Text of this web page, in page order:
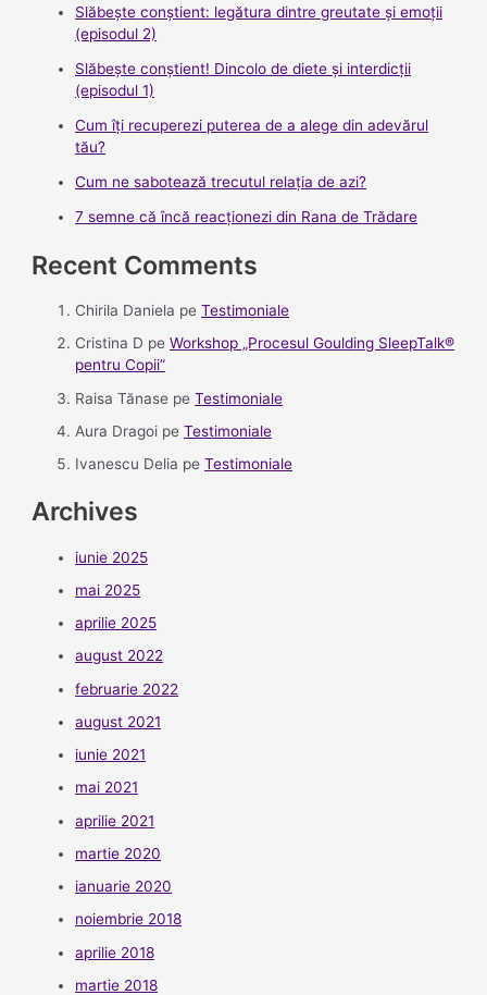
Slăbește conștient: legătura dintre greutate și emoții
(episodul 2)
Slăbește conștient! Dincolo de diete și interdicții
(episodul 1)
Cum îți recuperezi puterea de a alege din adevărul
tău?
Cum ne sabotează trecutul relația de azi?
7 semne că încă reacționezi din Rana de Trădare
Recent Comments
Chirila Daniela peTestimoniale
Cristina D peWorkshop „Procesul Goulding SleepTalk®
pentru Copii”
Raisa Tănase peTestimoniale
Aura Dragoi peTestimoniale
Ivanescu Delia peTestimoniale
Archives
iunie 2025
mai 2025
aprilie 2025
august 2022
februarie 2022
august 2021
iunie 2021
mai 2021
aprilie 2021
martie 2020
ianuarie 2020
noiembrie 2018
aprilie 2018
martie 2018